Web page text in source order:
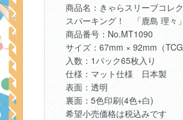
商品名：きゃらスリーブコレ
スパーキング！ 「鹿島 理々」
商品番号：No.MT1090
サイズ：67mm × 92mm（TCG
入数：1パック65枚入り
仕様：マット仕様 日本製
表面：透明
裏面：5色印刷(4色+白)
希望小売価格は税込みです